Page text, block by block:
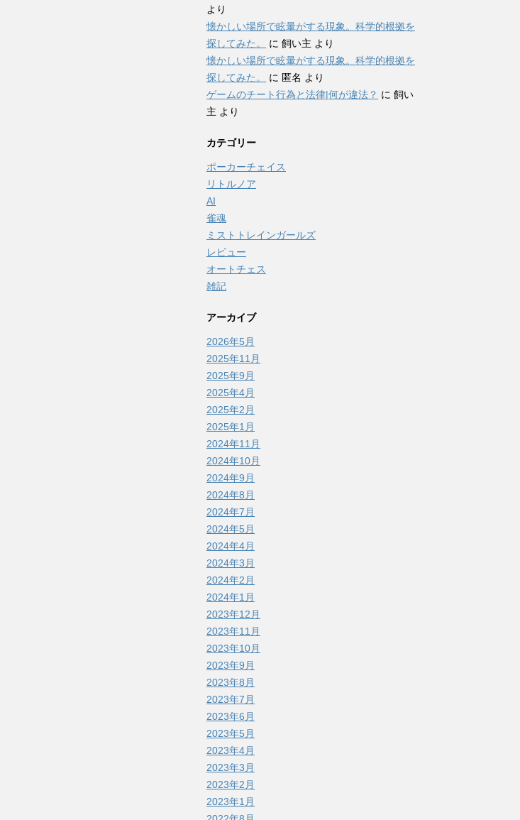
より
懐かしい場所で眩暈がする現象。科学的根拠を
探してみた。
に 飼い主 より
懐かしい場所で眩暈がする現象。科学的根拠を
探してみた。
に 匿名 より
ゲームのチート行為と法律|何が違法？ に 飼い
主 より
カテゴリー
ポーカーチェイス
リトルノア
AI
雀魂
ミストトレインガールズ
レビュー
オートチェス
雑記
アーカイブ
2026年5月
2025年11月
2025年9月
2025年4月
2025年2月
2025年1月
2024年11月
2024年10月
2024年9月
2024年8月
2024年7月
2024年5月
2024年4月
2024年3月
2024年2月
2024年1月
2023年12月
2023年11月
2023年10月
2023年9月
2023年8月
2023年7月
2023年6月
2023年5月
2023年4月
2023年3月
2023年2月
2023年1月